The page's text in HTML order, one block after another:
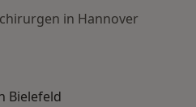
in Hannover
Bielefeld